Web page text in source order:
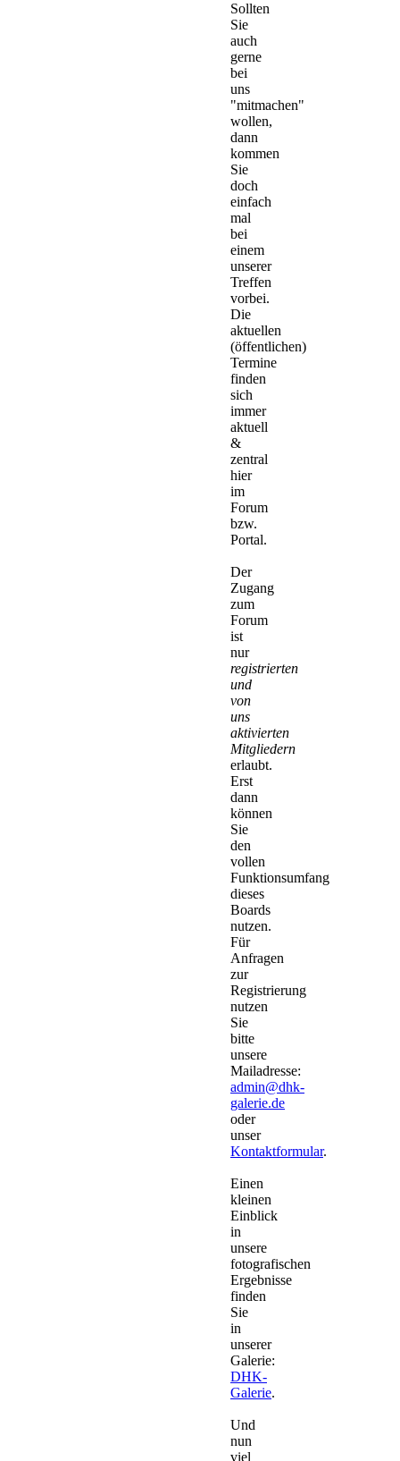
Sollten
Sie
auch
gerne
bei
uns
"mitmachen"
wollen,
dann
kommen
Sie
doch
einfach
mal
bei
einem
unserer
Treffen
vorbei.
Die
aktuellen
(öffentlichen)
Termine
finden
sich
immer
aktuell
&
zentral
hier
im
Forum
bzw.
Portal.
Der
Zugang
zum
Forum
ist
nur
registrierten
und
von
uns
aktivierten
Mitgliedern
erlaubt.
Erst
dann
können
Sie
den
vollen
Funktionsumfang
dieses
Boards
nutzen.
Für
Anfragen
zur
Registrierung
nutzen
Sie
bitte
unsere
Mailadresse:
admin@dhk-
galerie.de
oder
unser
Kontaktformular.
Einen
kleinen
Einblick
in
unsere
fotografischen
Ergebnisse
finden
Sie
in
unserer
Galerie:
DHK-
Galerie.
Und
nun
viel